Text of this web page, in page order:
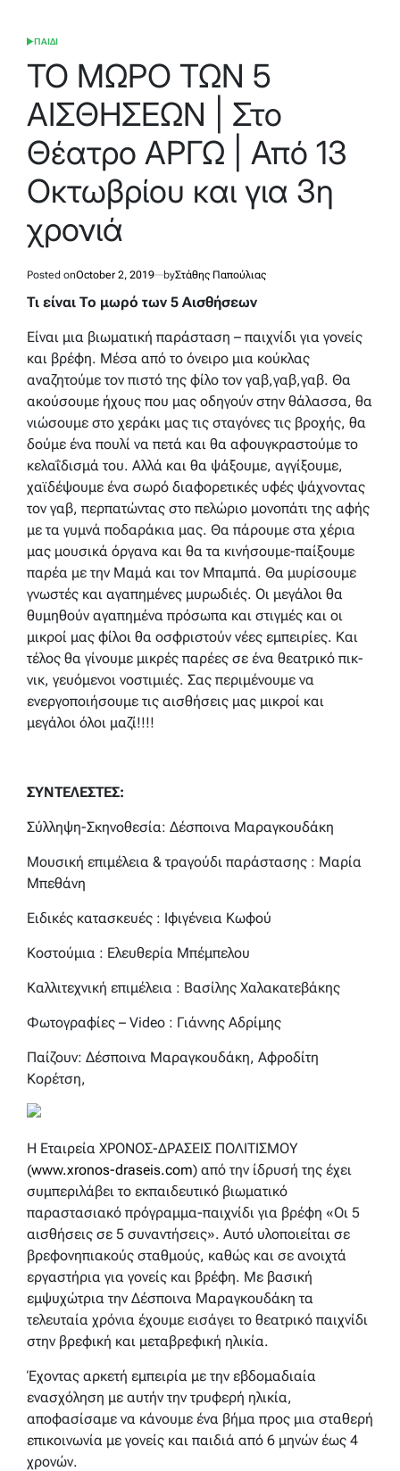
POSTED
ΠΑΙΔΙ
ΤΟ ΜΩΡΟ ΤΩΝ 5
ΑΙΣΘΗΣΕΩΝ | Στο
Θέατρο ΑΡΓΩ | Από 13
Οκτωβρίου και για 3η
χρονιά
Posted onOctober 2, 2019 byΣτάθης Παπούλιας
Τι είναι Το μωρό των 5 Αισθήσεων
Είναι μια βιωματική παράσταση – παιχνίδι για γονείς
και βρέφη. Μέσα από το όνειρο μια κούκλας
αναζητούμε τον πιστό της φίλο τον γαβ,γαβ,γαβ. Θα
ακούσουμε ήχους που μας οδηγούν στην θάλασσα, θα
νιώσουμε στο χεράκι μας τις σταγόνες τις βροχής, θα
δούμε ένα πουλί να πετά και θα αφουγκραστούμε το
κελαΐδισμά του. Αλλά και θα ψάξουμε, αγγίξουμε,
χαϊδέψουμε ένα σωρό διαφορετικές υφές ψάχνοντας
τον γαβ, περπατώντας στο πελώριο μονοπάτι της αφής
με τα γυμνά ποδαράκια μας. Θα πάρουμε στα χέρια
μας μουσικά όργανα και θα τα κινήσουμε-παίξουμε
παρέα με την Μαμά και τον Μπαμπά. Θα μυρίσουμε
γνωστές και αγαπημένες μυρωδιές. Οι μεγάλοι θα
θυμηθούν αγαπημένα πρόσωπα και στιγμές και οι
μικροί μας φίλοι θα οσφριστούν νέες εμπειρίες. Και
τέλος θα γίνουμε μικρές παρέες σε ένα θεατρικό πικ-
νικ, γευόμενοι νοστιμιές. Σας περιμένουμε να
ενεργοποιήσουμε τις αισθήσεις μας μικροί και
μεγάλοι όλοι μαζί!!!!
ΣΥΝΤΕΛΕΣΤΕΣ:
Σύλληψη-Σκηνοθεσία: Δέσποινα Μαραγκουδάκη
Μουσική επιμέλεια & τραγούδι παράστασης : Μαρία
Μπεθάνη
Ειδικές κατασκευές : Ιφιγένεια Κωφού
Κοστούμια : Ελευθερία Μπέμπελου
Καλλιτεχνική επιμέλεια : Βασίλης Χαλακατεβάκης
Φωτογραφίες – Video : Γιάννης Αδρίμης
Παίζουν: Δέσποινα Μαραγκουδάκη, Αφροδίτη
Κορέτση,
Η Εταιρεία ΧΡΟΝΟΣ-ΔΡΑΣΕΙΣ ΠΟΛΙΤΙΣΜΟΥ
(www.xronos-draseis.com) από την ίδρυσή της έχει
συμπεριλάβει το εκπαιδευτικό βιωματικό
παραστασιακό πρόγραμμα-παιχνίδι για βρέφη «Οι 5
αισθήσεις σε 5 συναντήσεις». Αυτό υλοποιείται σε
βρεφονηπιακούς σταθμούς, καθώς και σε ανοιχτά
εργαστήρια για γονείς και βρέφη. Με βασική
εμψυχώτρια την Δέσποινα Μαραγκουδάκη τα
τελευταία χρόνια έχουμε εισάγει το θεατρικό παιχνίδι
στην βρεφική και μεταβρεφική ηλικία.
Έχοντας αρκετή εμπειρία με την εβδομαδιαία
ενασχόληση με αυτήν την τρυφερή ηλικία,
αποφασίσαμε να κάνουμε ένα βήμα προς μια σταθερή
επικοινωνία με γονείς και παιδιά από 6 μηνών έως 4
χρονών.